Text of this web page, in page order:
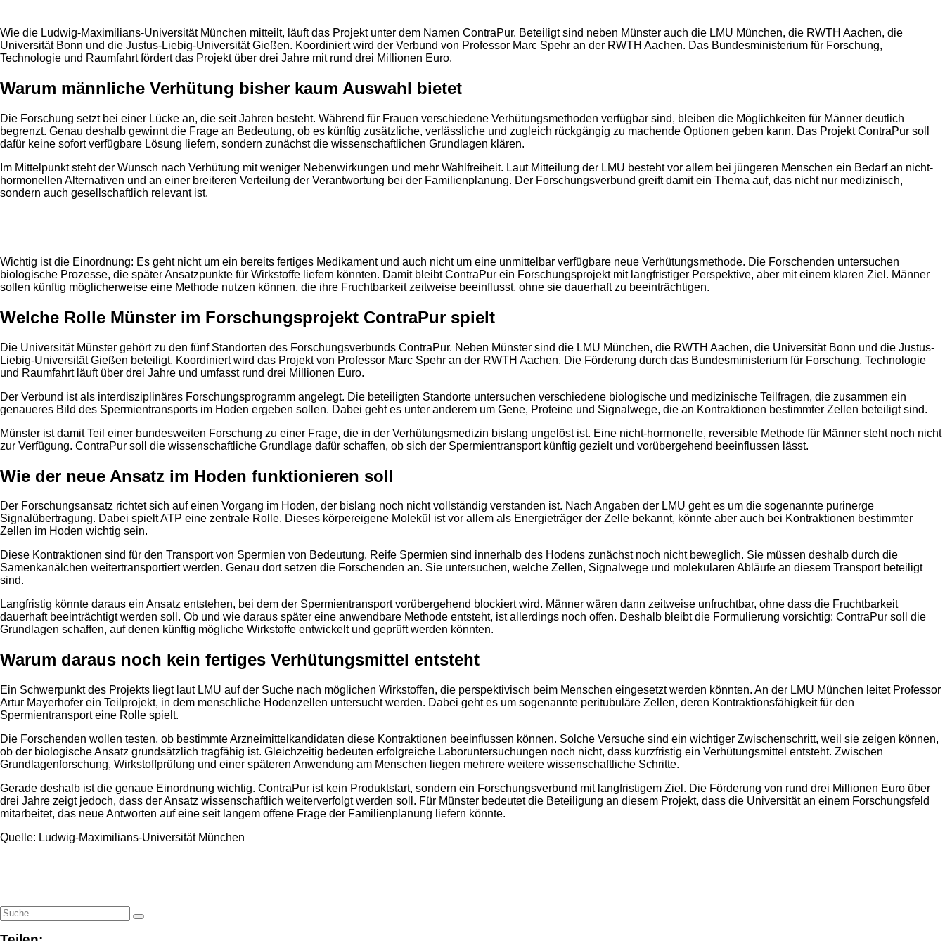
Wie die Ludwig-Maximilians-Universität München mitteilt, läuft das Projekt unter dem Namen ContraPur. Beteiligt sind neben Münster auch die LMU München, die RWTH Aachen, die
Universität Bonn und die Justus-Liebig-Universität Gießen. Koordiniert wird der Verbund von Professor Marc Spehr an der RWTH Aachen. Das Bundesministerium für Forschung,
Technologie und Raumfahrt fördert das Projekt über drei Jahre mit rund drei Millionen Euro.
Warum männliche Verhütung bisher kaum Auswahl bietet
Die Forschung setzt bei einer Lücke an, die seit Jahren besteht. Während für Frauen verschiedene Verhütungsmethoden verfügbar sind, bleiben die Möglichkeiten für Männer deutlich
begrenzt. Genau deshalb gewinnt die Frage an Bedeutung, ob es künftig zusätzliche, verlässliche und zugleich rückgängig zu machende Optionen geben kann. Das Projekt ContraPur soll
dafür keine sofort verfügbare Lösung liefern, sondern zunächst die wissenschaftlichen Grundlagen klären.
Im Mittelpunkt steht der Wunsch nach Verhütung mit weniger Nebenwirkungen und mehr Wahlfreiheit. Laut Mitteilung der LMU besteht vor allem bei jüngeren Menschen ein Bedarf an nicht-
hormonellen Alternativen und an einer breiteren Verteilung der Verantwortung bei der Familienplanung. Der Forschungsverbund greift damit ein Thema auf, das nicht nur medizinisch,
sondern auch gesellschaftlich relevant ist.
Wichtig ist die Einordnung: Es geht nicht um ein bereits fertiges Medikament und auch nicht um eine unmittelbar verfügbare neue Verhütungsmethode. Die Forschenden untersuchen
biologische Prozesse, die später Ansatzpunkte für Wirkstoffe liefern könnten. Damit bleibt ContraPur ein Forschungsprojekt mit langfristiger Perspektive, aber mit einem klaren Ziel. Männer
sollen künftig möglicherweise eine Methode nutzen können, die ihre Fruchtbarkeit zeitweise beeinflusst, ohne sie dauerhaft zu beeinträchtigen.
Welche Rolle Münster im Forschungsprojekt ContraPur spielt
Die Universität Münster gehört zu den fünf Standorten des Forschungsverbunds ContraPur. Neben Münster sind die LMU München, die RWTH Aachen, die Universität Bonn und die Justus-
Liebig-Universität Gießen beteiligt. Koordiniert wird das Projekt von Professor Marc Spehr an der RWTH Aachen. Die Förderung durch das Bundesministerium für Forschung, Technologie
und Raumfahrt läuft über drei Jahre und umfasst rund drei Millionen Euro.
Der Verbund ist als interdisziplinäres Forschungsprogramm angelegt. Die beteiligten Standorte untersuchen verschiedene biologische und medizinische Teilfragen, die zusammen ein
genaueres Bild des Spermientransports im Hoden ergeben sollen. Dabei geht es unter anderem um Gene, Proteine und Signalwege, die an Kontraktionen bestimmter Zellen beteiligt sind.
Münster ist damit Teil einer bundesweiten Forschung zu einer Frage, die in der Verhütungsmedizin bislang ungelöst ist. Eine nicht-hormonelle, reversible Methode für Männer steht noch nicht
zur Verfügung. ContraPur soll die wissenschaftliche Grundlage dafür schaffen, ob sich der Spermientransport künftig gezielt und vorübergehend beeinflussen lässt.
Wie der neue Ansatz im Hoden funktionieren soll
Der Forschungsansatz richtet sich auf einen Vorgang im Hoden, der bislang noch nicht vollständig verstanden ist. Nach Angaben der LMU geht es um die sogenannte purinerge
Signalübertragung. Dabei spielt ATP eine zentrale Rolle. Dieses körpereigene Molekül ist vor allem als Energieträger der Zelle bekannt, könnte aber auch bei Kontraktionen bestimmter
Zellen im Hoden wichtig sein.
Diese Kontraktionen sind für den Transport von Spermien von Bedeutung. Reife Spermien sind innerhalb des Hodens zunächst noch nicht beweglich. Sie müssen deshalb durch die
Samenkanälchen weitertransportiert werden. Genau dort setzen die Forschenden an. Sie untersuchen, welche Zellen, Signalwege und molekularen Abläufe an diesem Transport beteiligt
sind.
Langfristig könnte daraus ein Ansatz entstehen, bei dem der Spermientransport vorübergehend blockiert wird. Männer wären dann zeitweise unfruchtbar, ohne dass die Fruchtbarkeit
dauerhaft beeinträchtigt werden soll. Ob und wie daraus später eine anwendbare Methode entsteht, ist allerdings noch offen. Deshalb bleibt die Formulierung vorsichtig: ContraPur soll die
Grundlagen schaffen, auf denen künftig mögliche Wirkstoffe entwickelt und geprüft werden könnten.
Warum daraus noch kein fertiges Verhütungsmittel entsteht
Ein Schwerpunkt des Projekts liegt laut LMU auf der Suche nach möglichen Wirkstoffen, die perspektivisch beim Menschen eingesetzt werden könnten. An der LMU München leitet Professor
Artur Mayerhofer ein Teilprojekt, in dem menschliche Hodenzellen untersucht werden. Dabei geht es um sogenannte peritubuläre Zellen, deren Kontraktionsfähigkeit für den
Spermientransport eine Rolle spielt.
Die Forschenden wollen testen, ob bestimmte Arzneimittelkandidaten diese Kontraktionen beeinflussen können. Solche Versuche sind ein wichtiger Zwischenschritt, weil sie zeigen können,
ob der biologische Ansatz grundsätzlich tragfähig ist. Gleichzeitig bedeuten erfolgreiche Laboruntersuchungen noch nicht, dass kurzfristig ein Verhütungsmittel entsteht. Zwischen
Grundlagenforschung, Wirkstoffprüfung und einer späteren Anwendung am Menschen liegen mehrere weitere wissenschaftliche Schritte.
Gerade deshalb ist die genaue Einordnung wichtig. ContraPur ist kein Produktstart, sondern ein Forschungsverbund mit langfristigem Ziel. Die Förderung von rund drei Millionen Euro über
drei Jahre zeigt jedoch, dass der Ansatz wissenschaftlich weiterverfolgt werden soll. Für Münster bedeutet die Beteiligung an diesem Projekt, dass die Universität an einem Forschungsfeld
mitarbeitet, das neue Antworten auf eine seit langem offene Frage der Familienplanung liefern könnte.
Quelle: Ludwig-Maximilians-Universität München